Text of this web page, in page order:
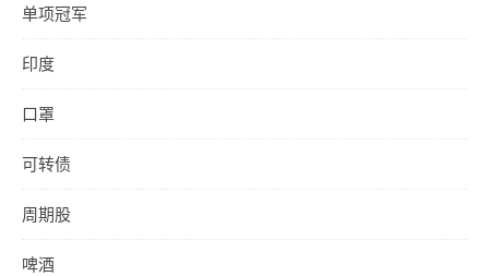
单项冠军
印度
口罩
可转债
周期股
啤酒